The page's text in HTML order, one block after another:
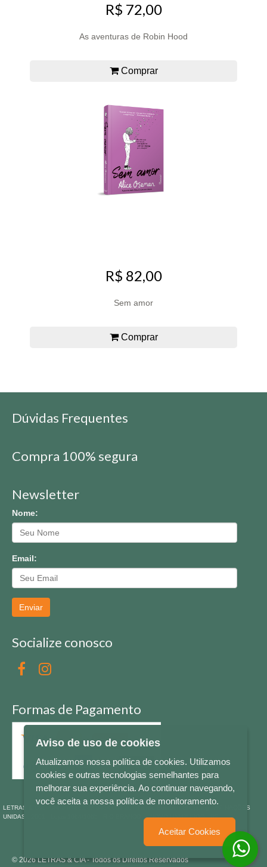
R$ 72,00
As aventuras de Robin Hood
Comprar
R$ 82,00
Sem amor
Comprar
Dúvidas Frequentes
Compra 100% segura
Newsletter
Nome:
Email:
Enviar
Socialize conosco
Formas de Pagamento
LETRAS & CIA - CNPJ n° 88.587.548/0001-20 - Térreo Bourbon Shopping - AV. NAÇÕES
UNIDAS , 2001 - Lojas 1064/1065 - RIO BRANCO - - NOVO HAMBURGO - RS
© 2026 LETRAS & CIA - Todos os Direitos Reservados
Aviso de uso de cookies
Atualizamos nossa política de cookies. Utilizamos
cookies e outras tecnologias semelhantes para
melhorar sua experiência. Ao continuar navegando,
você aceita a nossa política de monitoramento.
Aceitar Cookies